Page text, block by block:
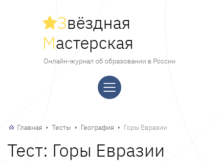
Звёздная
Мастерская
Онлайн-журнал об образовании в России
Главная Тесты География Горы Евразии
Тест: Горы Евразии